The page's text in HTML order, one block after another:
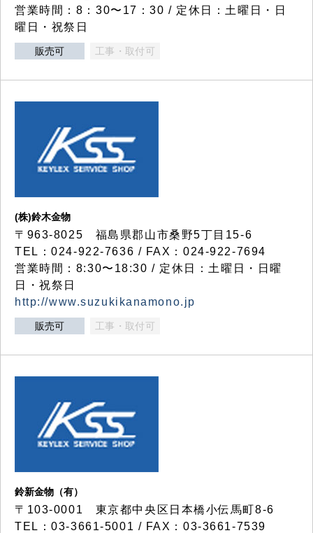
営業時間：8：30〜17：30 / 定休日：土曜日・日
曜日・祝祭日
販売可 工事・取付可
(株)鈴木金物
〒963-8025 福島県郡山市桑野5丁目15-6
TEL：024-922-7636 / FAX：024-922-7694
営業時間：8:30〜18:30 / 定休日：土曜日・日曜
日・祝祭日
http://www.suzukikanamono.jp
販売可 工事・取付可
鈴新金物（有）
〒103-0001 東京都中央区日本橋小伝馬町8-6
TEL：03-3661-5001 / FAX：03-3661-7539